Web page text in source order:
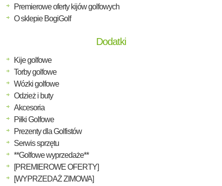
Premierowe oferty kijów golfowych
O sklepie BogiGolf
Dodatki
Kije golfowe
Torby golfowe
Wózki golfowe
Odzież i buty
Akcesoria
Piłki Golfowe
Prezenty dla Golfistów
Serwis sprzętu
**Golfowe wyprzedaże**
[PREMIEROWE OFERTY]
[WYPRZEDAŻ ZIMOWA]